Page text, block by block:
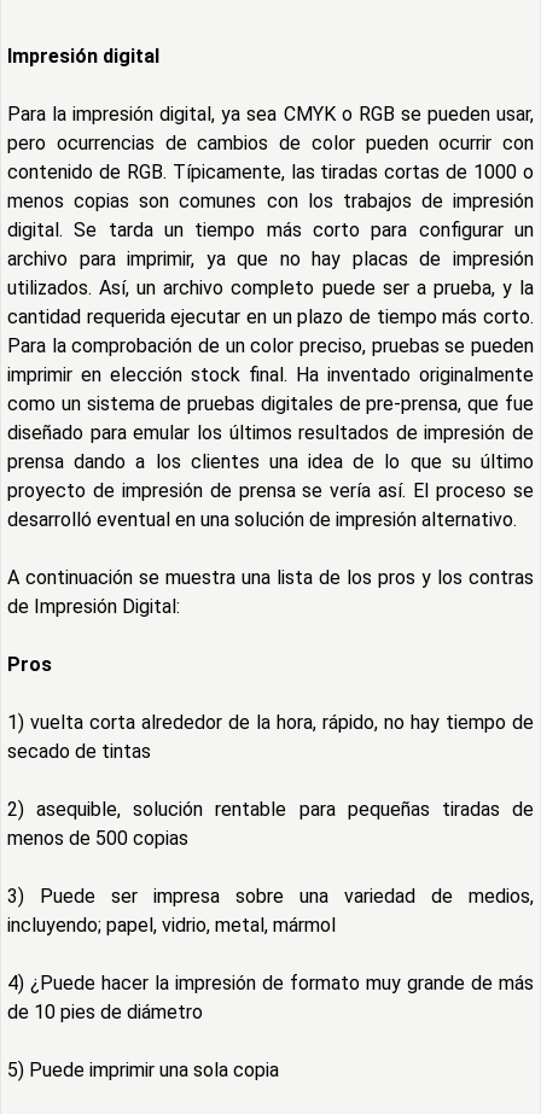
Impresión digital
Para la impresión digital, ya sea CMYK o RGB se pueden usar,
pero ocurrencias de cambios de color pueden ocurrir con
contenido de RGB. Típicamente, las tiradas cortas de 1000 o
menos copias son comunes con los trabajos de impresión
digital. Se tarda un tiempo más corto para configurar un
archivo para imprimir, ya que no hay placas de impresión
utilizados. Así, un archivo completo puede ser a prueba, y la
cantidad requerida ejecutar en un plazo de tiempo más corto.
Para la comprobación de un color preciso, pruebas se pueden
imprimir en elección stock final. Ha inventado originalmente
como un sistema de pruebas digitales de pre-prensa, que fue
diseñado para emular los últimos resultados de impresión de
prensa dando a los clientes una idea de lo que su último
proyecto de impresión de prensa se vería así. El proceso se
desarrolló eventual en una solución de impresión alternativo.
A continuación se muestra una lista de los pros y los contras
de Impresión Digital:
Pros
1) vuelta corta alrededor de la hora, rápido, no hay tiempo de
secado de tintas
2) asequible, solución rentable para pequeñas tiradas de
menos de 500 copias
3) Puede ser impresa sobre una variedad de medios,
incluyendo; papel, vidrio, metal, mármol
4) ¿Puede hacer la impresión de formato muy grande de más
de 10 pies de diámetro
5) Puede imprimir una sola copia